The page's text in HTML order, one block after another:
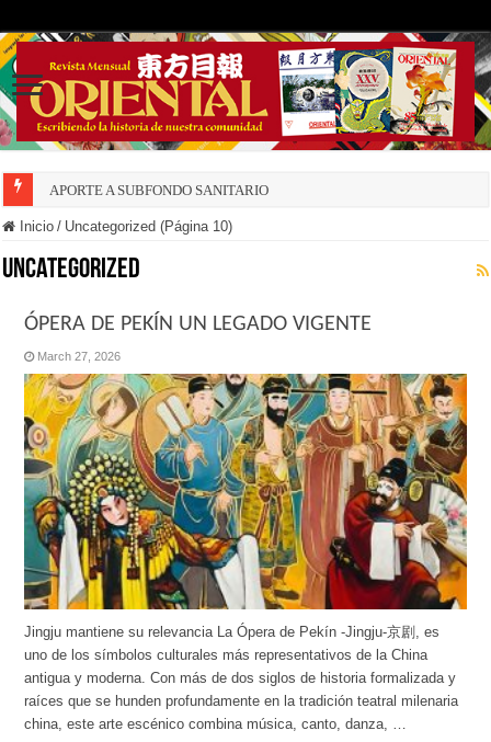
APORTE A SUBFONDO SANITARIO
DECRECE NATALIDAD INSULAR
Inicio / Uncategorized (Página 10)
Uncategorized
ÓPERA DE PEKÍN UN LEGADO VIGENTE
March 27, 2026
Jingju mantiene su relevancia La Ópera de Pekín -Jingju-京剧, es
uno de los símbolos culturales más representativos de la China
antigua y moderna. Con más de dos siglos de historia formalizada y
raíces que se hunden profundamente en la tradición teatral milenaria
china, este arte escénico combina música, canto, danza, …